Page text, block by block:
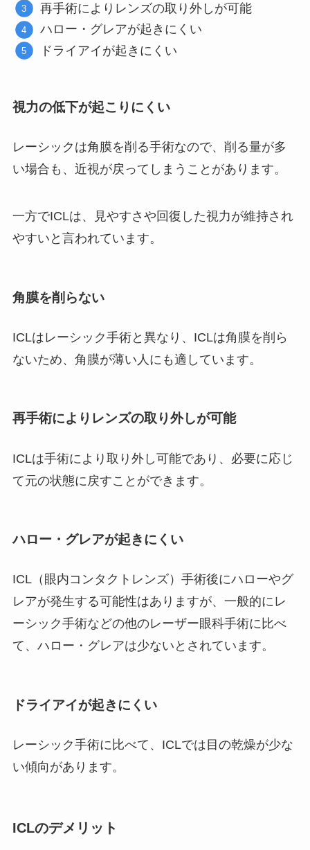
再手術によりレンズの取り外しが可能
ハロー・グレアが起きにくい
ドライアイが起きにくい
視力の低下が起こりにくい
レーシックは角膜を削る手術なので、削る量が多
い場合も、近視が戻ってしまうことがあります。
一方でICLは、見やすさや回復した視力が維持され
やすいと言われています。
角膜を削らない
ICLはレーシック手術と異なり、ICLは角膜を削ら
ないため、角膜が薄い人にも適しています。
再手術により レンズの取り外しが可能
ICLは手術により取り外し可能であり、必要に応じ
て元の状態に戻すことができます。
ハロー・グレアが起きにくい
ICL（眼内コンタクトレンズ）手術後にハローやグ
レアが発生する可能性はありますが、一般的にレ
ーシック手術などの他のレーザー眼科手術に比べ
て、ハロー・グレアは少ないとされています。
ドライアイが起きにくい
レーシック手術に比べて、ICLでは目の乾燥が少な
い傾向があります。
ICLのデメリット